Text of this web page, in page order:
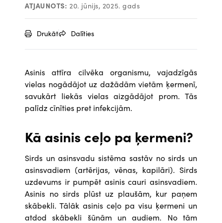
ATJAUNOTS: 20. jūnijs, 2025. gads
Drukāt Dalīties
Asinis attīra cilvēka organismu, vajadzīgās
vielas nogādājot uz dažādām vietām ķermenī,
savukārt liekās vielas aizgādājot prom. Tās
palīdz cīnīties pret infekcijām.
Kā asinis ceļo pa ķermeni?
Sirds un asinsvadu sistēma sastāv no sirds un
asinsvadiem (artērijas, vēnas, kapilāri). Sirds
uzdevums ir pumpēt asinis cauri asinsvadiem.
Asinis no sirds plūst uz plaušām, kur paņem
skābekli. Tālāk asinis ceļo pa visu ķermeni un
atdod skābekli šūnām un audiem. No tām